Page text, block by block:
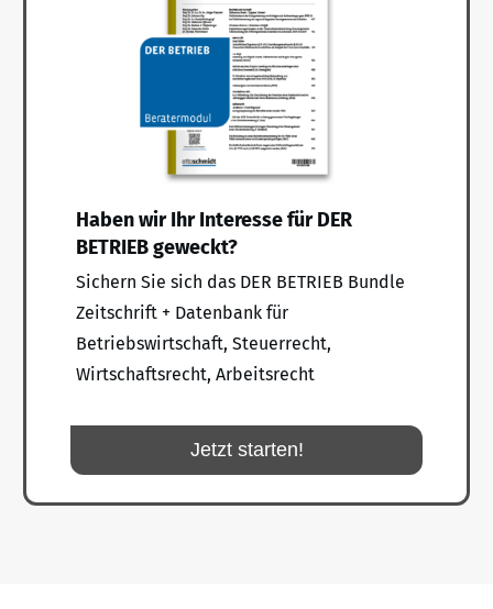
Haben wir Ihr Interesse für DER
BETRIEB geweckt?
Sichern Sie sich das DER BETRIEB Bundle
Zeitschrift + Datenbank für
Betriebswirtschaft, Steuerrecht,
Wirtschaftsrecht, Arbeitsrecht
Jetzt starten!